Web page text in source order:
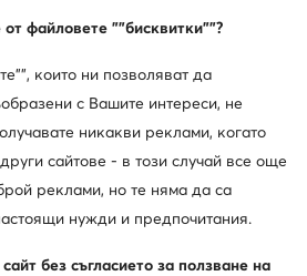
Gel-Sonoma 8 Gtx 1011B977 · Маратонки за бягане
файловете ""бисквитки""?
които ни позволяват да
с Вашите интереси, не
никакви реклами, когато
сайтове - в този случай все още
реклами, но те няма да са
нужди и предпочитания.
без съгласието за ползване на